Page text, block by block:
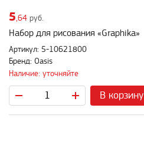
5,64 руб.
Набор для рисования «Graphika»
Артикул: 5-10621800
Бренд: Oasis
Наличие: уточняйте
В корзину